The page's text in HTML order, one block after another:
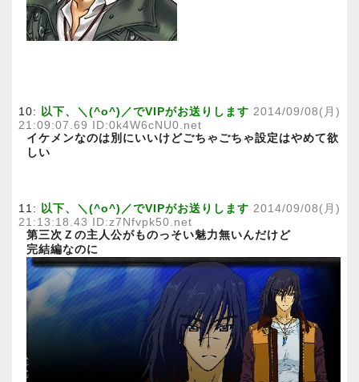
10: 以下、＼(^o^)／でVIPがお送りします 2014/09/08(月)
21:09:07.69 ID:0k4W6cNU0.net
イケメンなのは別にいいけどごちゃごちゃ設定はやめて欲
しい
11: 以下、＼(^o^)／でVIPがお送りします 2014/09/08(月)
21:13:18.43 ID:z7Nfvpk50.net
第三次Ｚの主人公がものっそい魅力無いんだけど
完結編なのに